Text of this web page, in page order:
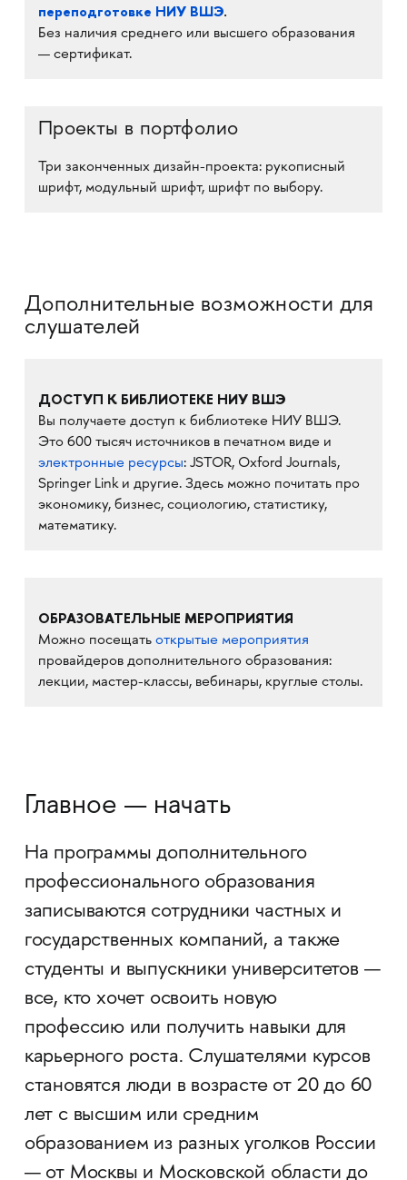
переподготовке НИУ ВШЭ.
Без наличия среднего или высшего образования
— сертификат.
Проекты в портфолио
Три законченных дизайн-проекта: рукописный
шрифт, модульный шрифт, шрифт по выбору.
Дополнительные возможности для
слушателей
ДОСТУП К БИБЛИОТЕКЕ НИУ ВШЭ
Вы получаете доступ к библиотеке НИУ ВШЭ.
Это 600 тысяч источников в печатном виде и
электронные ресурсы: JSTOR, Oxford Journals,
Springer Link и другие. Здесь можно почитать про
экономику, бизнес, социологию, статистику,
математику.
ОБРАЗОВАТЕЛЬНЫЕ МЕРОПРИЯТИЯ
Можно посещать открытые мероприятия
провайдеров дополнительного образования:
лекции, мастер-классы, вебинары, круглые столы.
Главное — начать
На программы дополнительного
профессионального образования
записываются сотрудники частных и
государственных компаний, а также
студенты и выпускники университетов —
все, кто хочет освоить новую
профессию или получить навыки для
карьерного роста. Слушателями курсов
становятся люди в возрасте от 20 до 60
лет с высшим или средним
образованием из разных уголков России
— от Москвы и Московской области до